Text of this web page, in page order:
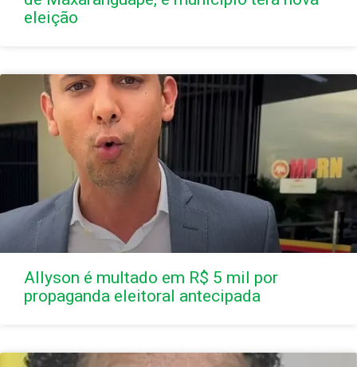
eleição
Allyson é multado em R$ 5 mil por
propaganda eleitoral antecipada